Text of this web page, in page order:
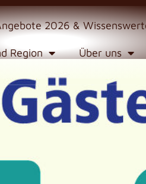
2026 &
Region Über uns